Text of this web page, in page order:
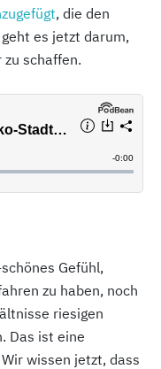
, die den
es jetzt darum,
schaffen.
Gefühl,
zu haben, noch
riesigen
Das ist eine
wissen jetzt, dass